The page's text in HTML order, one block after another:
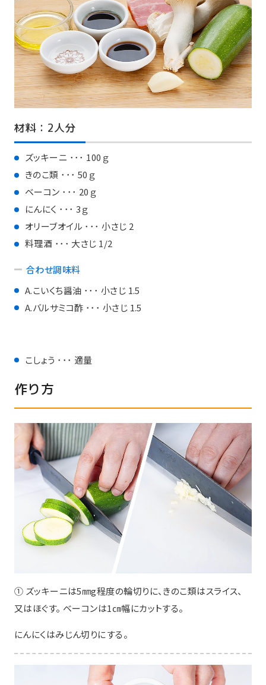
材料：2人分
ズッキーニ ･･･ 100ｇ
きのこ類 ･･･ 50ｇ
ベーコン ･･･ 20ｇ
にんにく ･･･ 3ｇ
オリーブオイル ･･･ 小さじ 2
料理酒 ･･･ 大さじ 1/2
合わせ調味料
A.こいくち醤油 ･･･ 小さじ 1.5
A.バルサミコ酢 ･･･ 小さじ 1.5
こしょう ･･･ 適量
作り方
① ズッキーニは5㎜g程度の輪切りに、きのこ類はスライス、
又はほぐす。 ベーコンは1㎝幅にカットする。
にんにくはみじん切りにする。